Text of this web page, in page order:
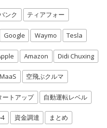
ンク ティアフォー
Google Waymo Tesla
Amazon Didi Chuxing
MaaS 空飛ぶクルマ
ートアップ 自動運転レベル
資金調達 まとめ